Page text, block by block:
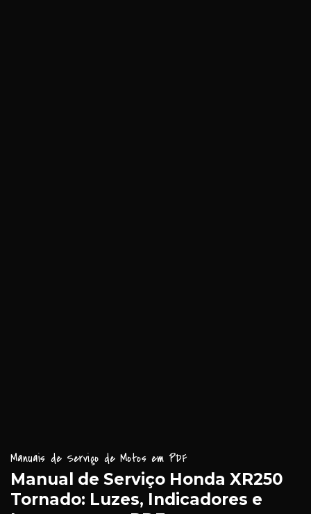
Manuais de Serviço de Motos em PDF
Manual de Serviço Honda XR250
Tornado: Luzes, Indicadores e